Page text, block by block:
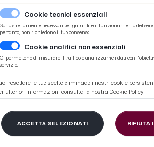
Oliva Ascolana: ventennale della ''Dop'', tempo di
Cookie tecnici essenziali
Sono strettamente necessari per garantire il funzionamento del
pertanto, non richiedono il tuo consenso.
Cookie analitici non essenziali
Ci permettono di misurare il traffico e analizzarne i dati con
servizio.
resettare le tue scelte eliminado i nostri cookie
ulteriori informazioni consulta la nostra Cookie Policy.
ACCETTA SELEZIONATI RIFIUTA